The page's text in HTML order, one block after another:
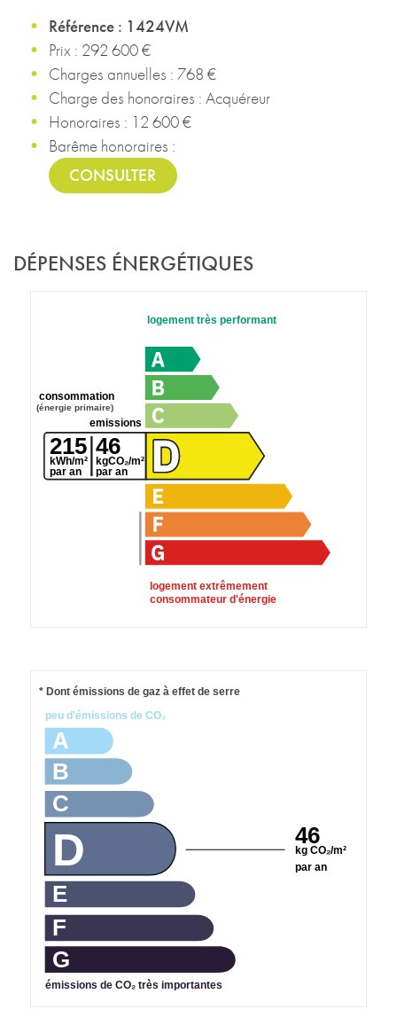
Référence : 1424VM
Prix : 292 600 €
Charges annuelles : 768 €
Charge des honoraires : Acquéreur
Honoraires : 12 600 €
Barême honoraires :
CONSULTER
DÉPENSES ÉNERGÉTIQUES
logement très performant
logement extrêmement
consommateur d'énergie
215
kWh/m²
par an
consommation
(énergie primaire)
46
kgCO₂/m²
par an
emissions
46
kg CO₂/m²
par an
A
B
C
D
E
F
G
émissions de CO₂ très importantes
peu d'émissions de CO₂
* Dont émissions de gaz à effet de serre